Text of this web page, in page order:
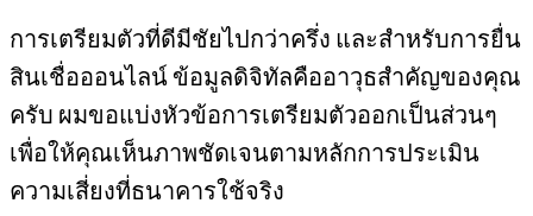
การเตรียมตัวที่ดีมีชัยไปกว่าครึ่ง และสำหรับการยื่น
สินเชื่อออนไลน์ ข้อมูลดิจิทัลคืออาวุธสำคัญของคุณ
ครับ ผมขอแบ่งหัวข้อการเตรียมตัวออกเป็นส่วนๆ
เพื่อให้คุณเห็นภาพชัดเจนตามหลักการประเมิน
ความเสี่ยงที่ธนาคารใช้จริง